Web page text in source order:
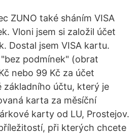
ZUNO také sháním VISA
Vloni jsem si založil účet
Dostal jsem VISA kartu.
podmínek" (obrat
nebo 99 Kč za účet
základního účtu, který je
karta za měsíční
karty od LU, Prostejov.
při kterých chcete